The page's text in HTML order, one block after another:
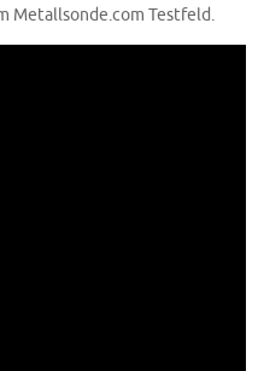
Metallsonde.com Testfeld.